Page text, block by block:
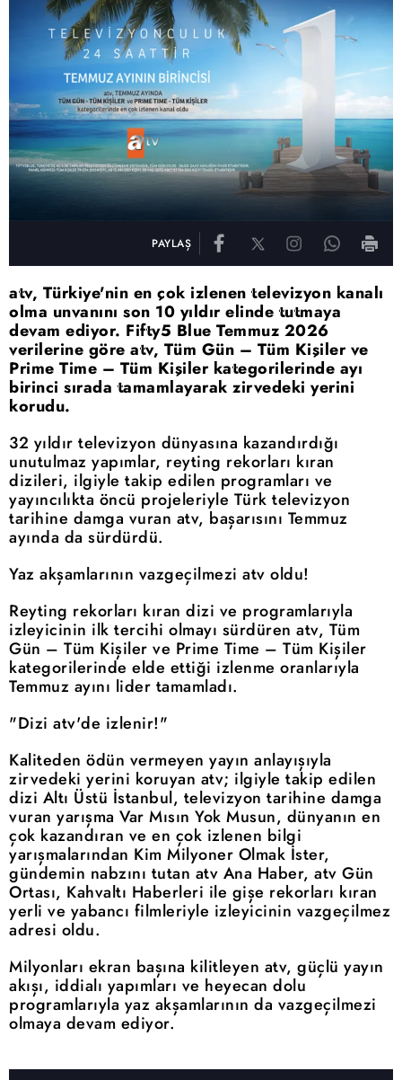
PAYLAŞ
atv, Türkiye'nin en çok izlenen televizyon kanalı
olma unvanını son 10 yıldır elinde tutmaya
devam ediyor. Fifty5 Blue Temmuz 2026
verilerine göre atv, Tüm Gün – Tüm Kişiler ve
Prime Time – Tüm Kişiler kategorilerinde ayı
birinci sırada tamamlayarak zirvedeki yerini
korudu.
32 yıldır televizyon dünyasına kazandırdığı
unutulmaz yapımlar, reyting rekorları kıran
dizileri, ilgiyle takip edilen programları ve
yayıncılıkta öncü projeleriyle Türk televizyon
tarihine damga vuran atv, başarısını Temmuz
ayında da sürdürdü.
Yaz akşamlarının vazgeçilmezi atv oldu!
Reyting rekorları kıran dizi ve programlarıyla
izleyicinin ilk tercihi olmayı sürdüren atv, Tüm
Gün – Tüm Kişiler ve Prime Time – Tüm Kişiler
kategorilerinde elde ettiği izlenme oranlarıyla
Temmuz ayını lider tamamladı.
"Dizi atv'de izlenir!"
Kaliteden ödün vermeyen yayın anlayışıyla
zirvedeki yerini koruyan atv; ilgiyle takip edilen
dizi Altı Üstü İstanbul, televizyon tarihine damga
vuran yarışma Var Mısın Yok Musun, dünyanın en
çok kazandıran ve en çok izlenen bilgi
yarışmalarından Kim Milyoner Olmak İster,
gündemin nabzını tutan atv Ana Haber, atv Gün
Ortası, Kahvaltı Haberleri ile gişe rekorları kıran
yerli ve yabancı filmleriyle izleyicinin vazgeçilmez
adresi oldu.
Milyonları ekran başına kilitleyen atv, güçlü yayın
akışı, iddialı yapımları ve heyecan dolu
programlarıyla yaz akşamlarının da vazgeçilmezi
olmaya devam ediyor.